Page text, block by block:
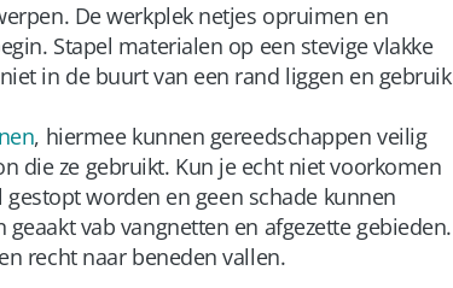
De werkplek netjes opruimen en
Stapel materialen op een stevige vlakke
in de buurt van een rand liggen en gebruik
, hiermee kunnen gereedschappen veilig
die ze gebruikt. Kun je echt niet voorkomen
worden en geen schade kunnen
vab vangnetten en afgezette gebieden.
recht naar beneden vallen.